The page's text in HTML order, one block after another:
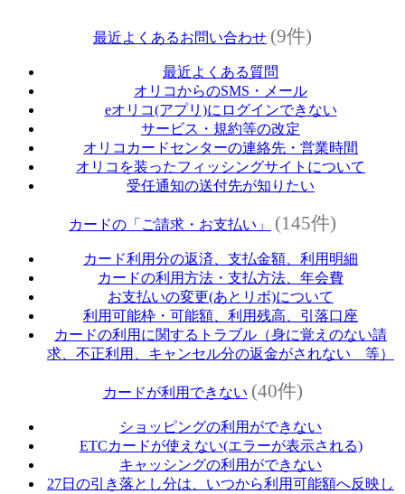
最近よくあるお問い合わせ (9件)
最近よくある質問
オリコからのSMS・メール
eオリコ(アプリ)にログインできない
サービス・規約等の改定
オリコカードセンターの連絡先・営業時間
オリコを装ったフィッシングサイトについて
受任通知の送付先が知りたい
カードの「ご請求・お支払い」 (145件)
カード利用分の返済、支払金額、利用明細
カードの利用方法・支払方法、年会費
お支払いの変更(あとリボ)について
利用可能枠・可能額、利用残高、引落口座
カードの利用に関するトラブル（身に覚えのない請
求、不正利用、キャンセル分の返金がされない 等）
カードが利用できない (40件)
ショッピングの利用ができない
ETCカードが使えない(エラーが表示される)
キャッシングの利用ができない
27日の引き落とし分は、いつから利用可能額へ反映し